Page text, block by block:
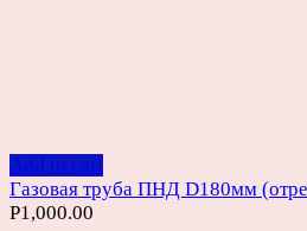
Add to cart
Газовая труба ПНД D180мм
Р1,000.00